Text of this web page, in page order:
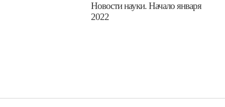
​Новости науки. Начало января
2022